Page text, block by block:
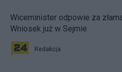
Wiceminister odpowie za
Wniosek już w Sejmie
Redakcja